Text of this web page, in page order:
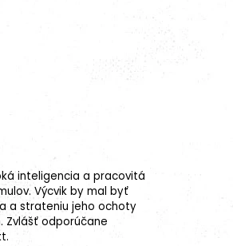
inteligencia a pracovitá
Výcvik by mal byť
a strateniu jeho ochoty
Zvlášť odporúčane